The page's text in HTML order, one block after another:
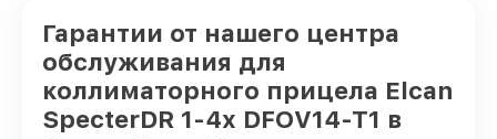
Гарантии от нашего центра
обслуживания для
коллиматорного прицела Elcan
SpecterDR 1-4x DFOV14-T1 в